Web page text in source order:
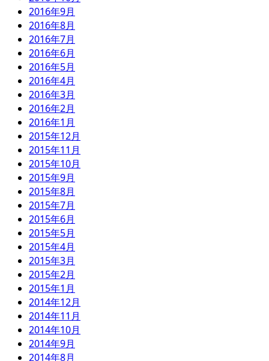
2016年9月
2016年8月
2016年7月
2016年6月
2016年5月
2016年4月
2016年3月
2016年2月
2016年1月
2015年12月
2015年11月
2015年10月
2015年9月
2015年8月
2015年7月
2015年6月
2015年5月
2015年4月
2015年3月
2015年2月
2015年1月
2014年12月
2014年11月
2014年10月
2014年9月
2014年8月